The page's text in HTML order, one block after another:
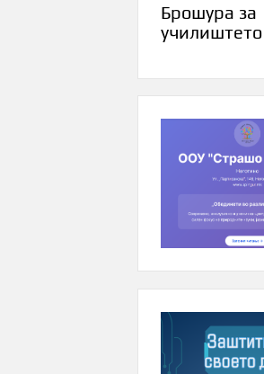
Брошура за
училиштето